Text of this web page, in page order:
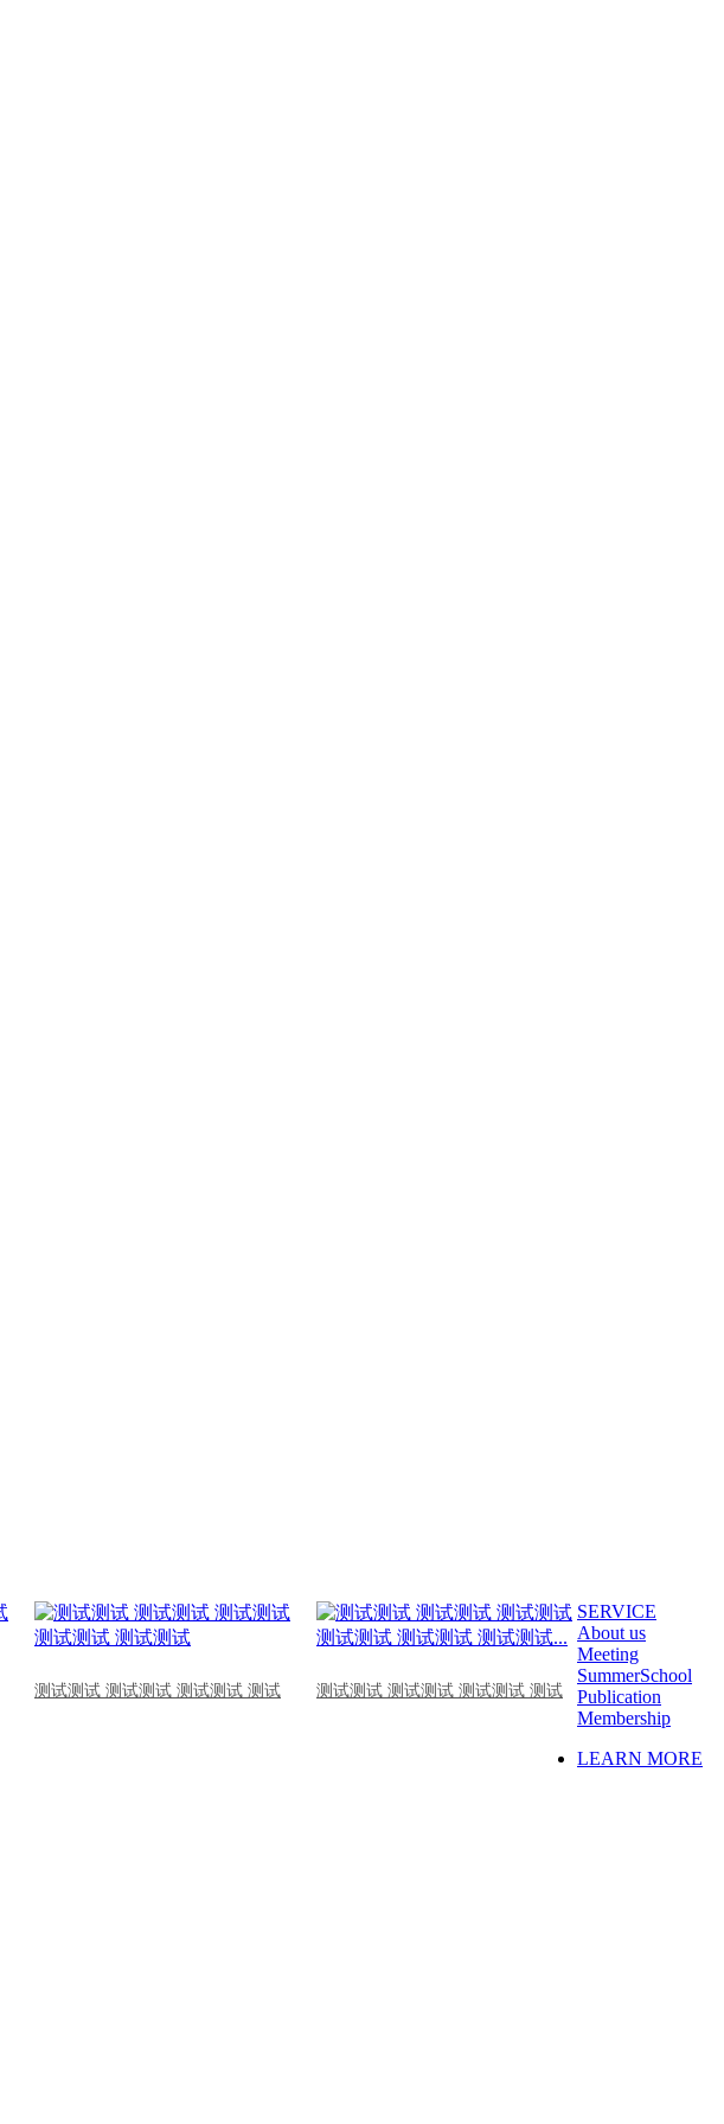
测试测试 测试测试 测试测试 测试 测试测试 测试测试 测试测试 测试
SERVICE
About us
Meeting
SummerSchool
Publication
Membership
LEARN MORE